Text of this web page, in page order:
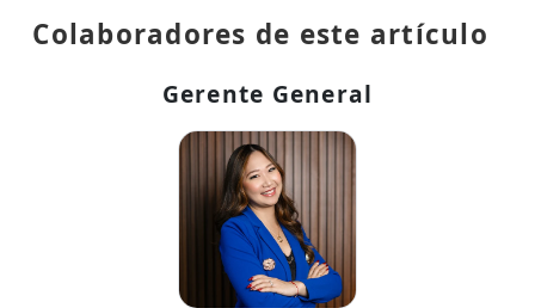
Colaboradores de este artículo
Gerente General